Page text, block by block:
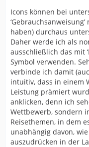
Icons können bei
haben) durchaus
Daher werde ich als
ausschließlich das mit
Symbol verwenden.
verbinde ich damit
intuitiv, dass in einem
Leistung prämiert
anklicken, denn ich
Wettbewerb, sondern
Reisethemen, in dem
unabhängig davon,
auszudrücken in der